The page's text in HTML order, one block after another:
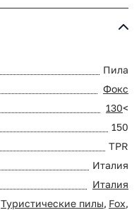
Пила
Фокс
130<
150
TPR
Италия
Италия
Туристические пилы, Fox,